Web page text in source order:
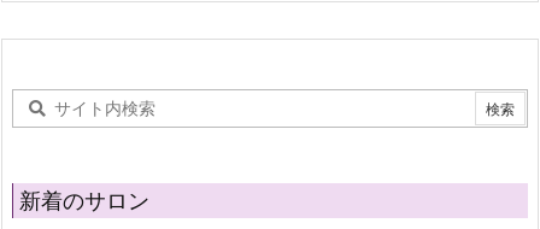
新着のサロン